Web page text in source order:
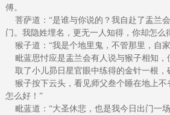
傅。
菩萨道：“是谁与你说的？我自赴了盂兰
门。我隐姓埋名，更无一人知得，你却怎么
猴子道：“我是个地里鬼，不管那里，自
毗蓝思忖应是盂兰会有人说与猴子相知，
取了小儿昴日星官眼中练得的金针一根，
猴子按下云头，看见师父叁个睡在地上不
怎么好！”
毗蓝道：“大圣休悲，也是我今日出门一